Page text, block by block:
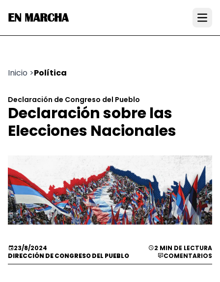
EN MARCHA
Inicio >Política
Declaración de Congreso del Pueblo
Declaración sobre las
Elecciones Nacionales
23/8/2024
2 MIN DE LECTURA
DIRECCIÓN DE CONGRESO DEL PUEBLO
COMENTARIOS